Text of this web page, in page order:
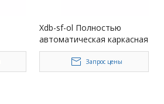
Xdb-sf-ol Полностью
автоматическая каркасная
каркас для производства
матрасов
Запрос цены